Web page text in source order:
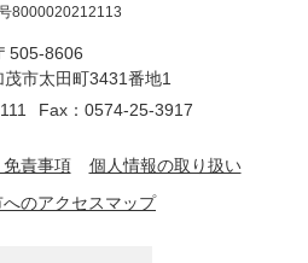
8000020212113
505-8606
市太田町3431番地1
Fax：0574-25-3917
責事項
個人情報の取り扱い
のアクセスマップ